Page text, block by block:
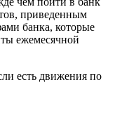
приведенным
банка, которые
ежемесячной
есть движения по